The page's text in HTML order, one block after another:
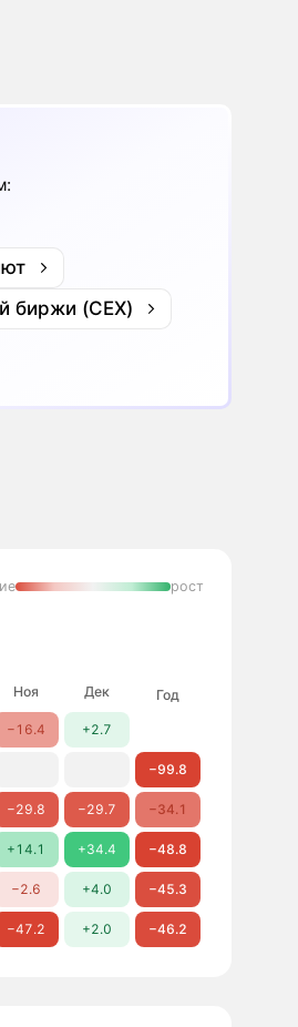
биржи (CEX)
рост
Ноя Дек Год
−16.4 +2.7
−99.8
−29.8 −29.7 −34.1
+14.1 +34.4 −48.8
−2.6 +4.0 −45.3
−47.2 +2.0 −46.2